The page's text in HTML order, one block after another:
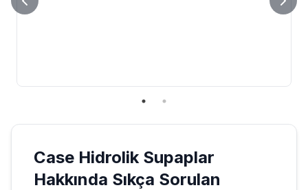
Case Hidrolik Supaplar
Hakkında Sıkça Sorulan